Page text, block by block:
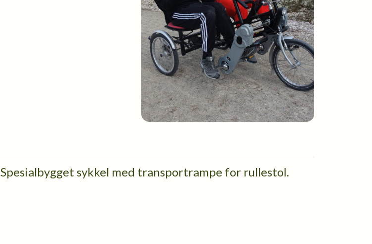
Spesialbygget sykkel med transportrampe for rullestol.